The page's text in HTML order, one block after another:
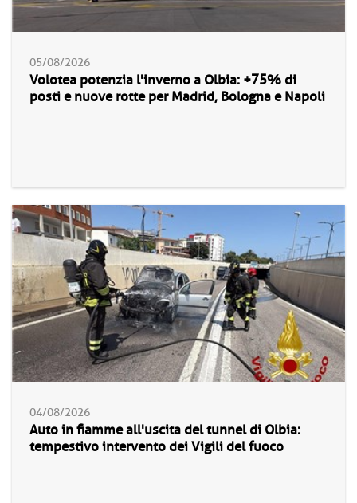
05/08/2026
Volotea potenzia l'inverno a Olbia: +75% di
posti e nuove rotte per Madrid, Bologna e Napoli
04/08/2026
Auto in fiamme all'uscita del tunnel di Olbia:
tempestivo intervento dei Vigili del fuoco